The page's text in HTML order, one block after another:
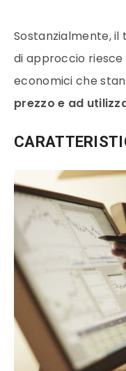
Sostanzialmente,
di approccio
economici che
prezzo e ad